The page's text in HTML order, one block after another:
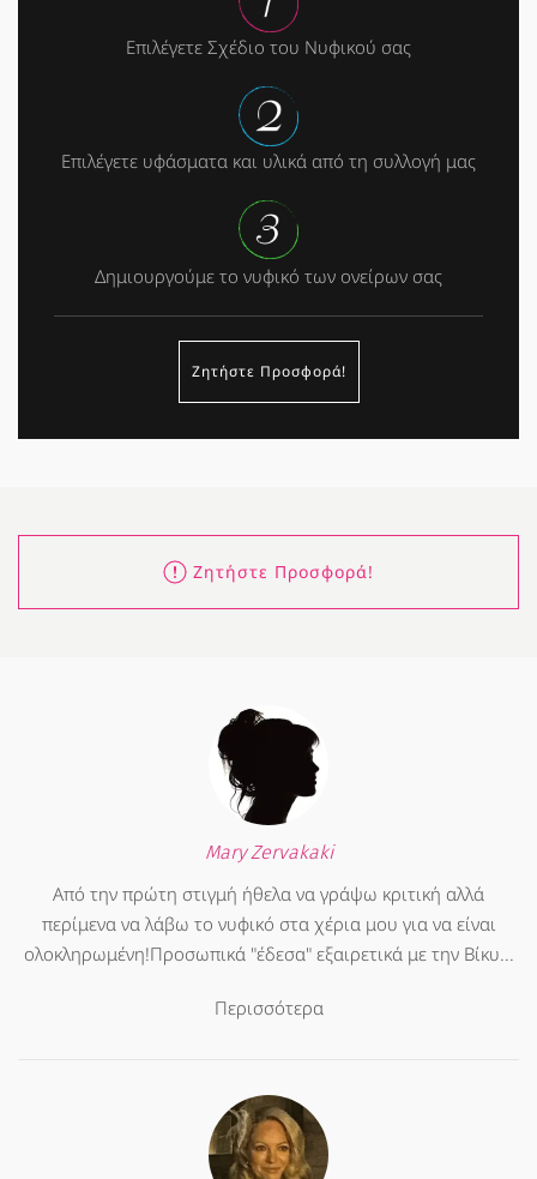
Επιλέγετε Σχέδιο του Νυφικού σας
Επιλέγετε υφάσματα και υλικά από τη συλλογή μας
Δημιουργούμε το νυφικό των ονείρων σας
Ζητήστε Προσφορά!
Ζητήστε Προσφορά!
Mary Zervakaki
Από την πρώτη στιγμή ήθελα να γράψω κριτική αλλά
περίμενα να λάβω το νυφικό στα χέρια μου για να είναι
ολοκληρωμένη!Προσωπικά "έδεσα" εξαιρετικά με την Βίκυ...
Περισσότερα